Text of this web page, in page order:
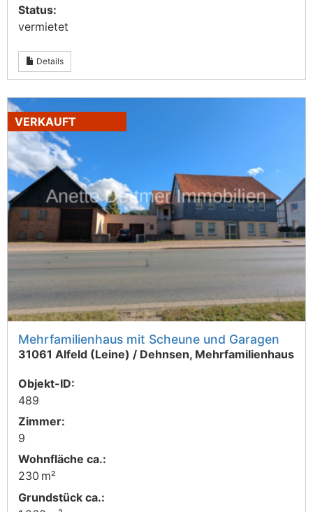
Status:
vermietet
Details
VERKAUFT
Mehrfamilienhaus mit Scheune und Garagen
31061 Alfeld (Leine) / Dehnsen, Mehrfamilienhaus
Objekt-ID:
489
Zimmer:
9
Wohnfläche ca.:
230 m²
Grund­stück ca.: